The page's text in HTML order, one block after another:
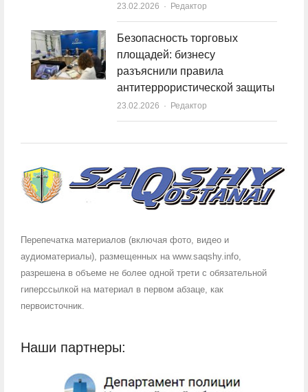
23.02.2026 Author
Редактор
Безопасность торговых
площадей: бизнесу
разъяснили правила
антитеррористической защиты
23.02.2026 Author
Редактор
Перепечатка материалов (включая фото, видео и
аудиоматериалы), размещенных на www.saqshy.info,
разрешена в объеме не более одной трети с обязательной
гиперссылкой на материал в первом абзаце, как
первоисточник.
Наши партнеры: